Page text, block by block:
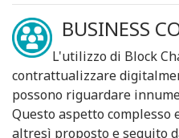
BUSINESS
L'utilizzo di Block
contrattualizzare
possono riguardare
Questo aspetto complesso
altresì proposto e seguito